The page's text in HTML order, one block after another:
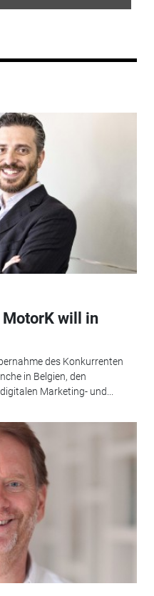
will in
des Konkurrenten
in Belgien, den
Marketing- und...